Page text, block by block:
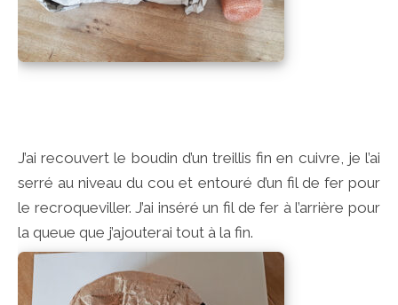
J’ai recouvert le boudin d’un treillis fin en cuivre, je l’ai
serré au niveau du cou et entouré d’un fil de fer pour
le recroqueviller. J’ai inséré un fil de fer à l’arrière pour
la queue que j’ajouterai tout à la fin.